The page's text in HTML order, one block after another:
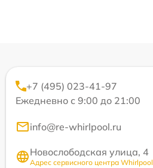
+7 (495) 023-41-97
Ежедневно с 9:00 до 21:00
info@re-whirlpool.ru
Новослободская улица, 4
Адрес сервисного центра Whirlpool